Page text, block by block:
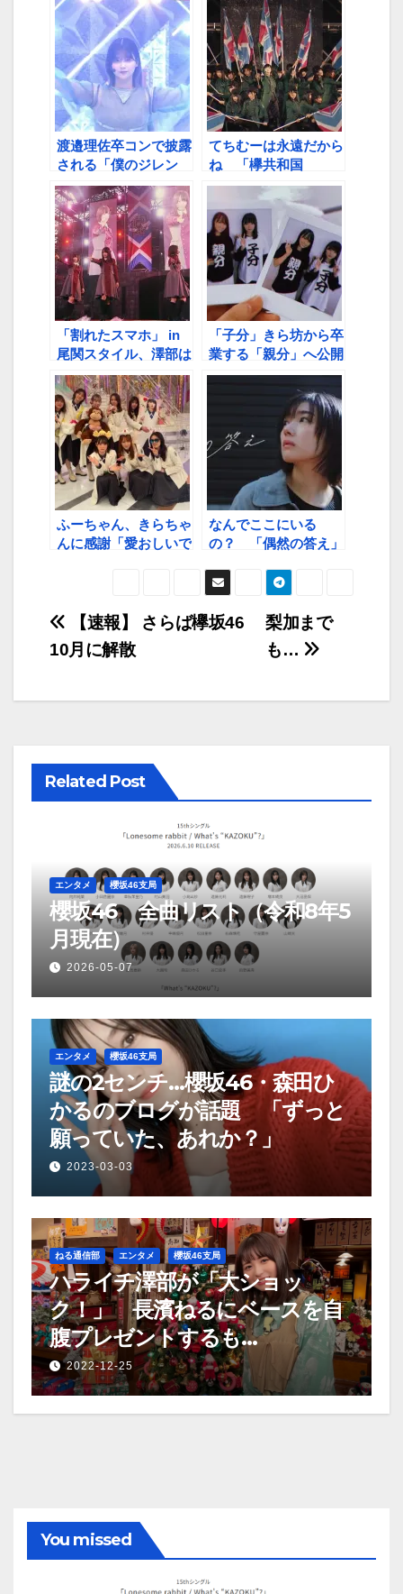
くれてありがとう」
【櫻坂46「BACKS
LIVE！！」サプライ
ズ手紙シリーズ⑥】
渡邉理佐卒コンで披露
される「僕のジレン
マ」フルサイズパフォ
ーマンス、ふーちゃん
「私がBuddiesだった
もう泣いちゃう」【櫻
坂46・渡邉理佐 卒
業記念3夜
SHOWROOM配信～
第１夜②】
てちむーは永遠だから
ね 「欅共和国
2017」鑑賞会第一夜
ハイライト
「割れたスマホ」 in
尾関スタイル、澤部は
メロメロ…？
「子分」きら坊から卒
業する「親分」へ公開
ラブレター 「本当に
憧れ」「ギューしに行
ってもいいですか」
【連載 ありがとう！
最高のアイドル菅井友
ふーちゃん、きらちゃ
んに感謝「愛おしいで
なんでここにいる
の？ 「偶然の答え」
投
稿
ナ
ゲ
ー
ョ
ン
梨加まで
も…
【速報】 さらば欅坂46
10月に解散
Related Post
エンタメ 櫻坂46支局
櫻坂46 全曲リスト（令和8年5
月現在）
2026-05-07
エンタメ 櫻坂46支局
謎の2センチ…櫻坂46・森田ひ
かるのブログが話題 「ずっと
願っていた、あれか？」
2023-03-03
ねる通信部 エンタメ 櫻坂46支局
ハライチ澤部が「大ショッ
ク！」 長濱ねるにベースを自
腹プレゼントするも…
2022-12-25
You missed